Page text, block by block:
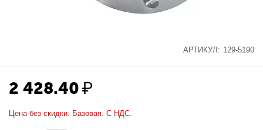
АРТИКУЛ: 129-5190
2 428.40₽
Цена без скидки. Базовая. С НДС.